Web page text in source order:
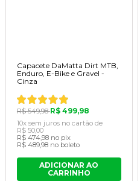
Capacete DaMatta Dirt MTB,
Enduro, E-Bike e Gravel -
Cinza
R$ 549,98R$ 499,98
10x sem juros no cartãode
R$ 50,00
R$ 474,98 no pix
R$ 489,98 no boleto
ADICIONAR AO
CARRINHO